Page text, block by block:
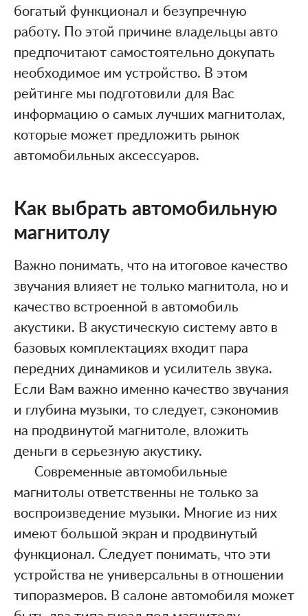
Садовая техника
Техника для дома
Товары
Продукты
Товары для взрослых
Товары для детей
Товары для животных
Товары для чистоты и порядка
Электроника
Аудио- и видеотехника
Компьютеры и комплектующие
Портативная техника
Программы и приложения
Смартфоны и умные часы
Умный дом
Фото- и видеокамеры
Копирование материала разрешено только с
активной гиперссылкой на сайт “topsov”.
© 2020 — tosov.com
богатый функционал и безупречную
работу. По этой причине владельцы авто
предпочитают самостоятельно докупать
необходимое им устройство. В этом
рейтинге мы подготовили для Вас
информацию о самых лучших магнитолах,
которые может предложить рынок
автомобильных аксессуаров.
Как выбрать автомобильную
магнитолу
Важно понимать, что на итоговое качество
звучания влияет не только магнитола, но и
качество встроенной в автомобиль
акустики. В акустическую систему авто в
базовых комплектациях входит пара
передних динамиков и усилитель звука.
Если Вам важно именно качество звучания
и глубина музыки, то следует, сэкономив
на продвинутой магнитоле, вложить
деньги в серьезную акустику.
Современные автомобильные
магнитолы ответственны не только за
воспроизведение музыки. Многие из них
имеют большой экран и продвинутый
функционал. Следует понимать, что эти
устройства не универсальны в отношении
типоразмеров. В салоне автомобиля может